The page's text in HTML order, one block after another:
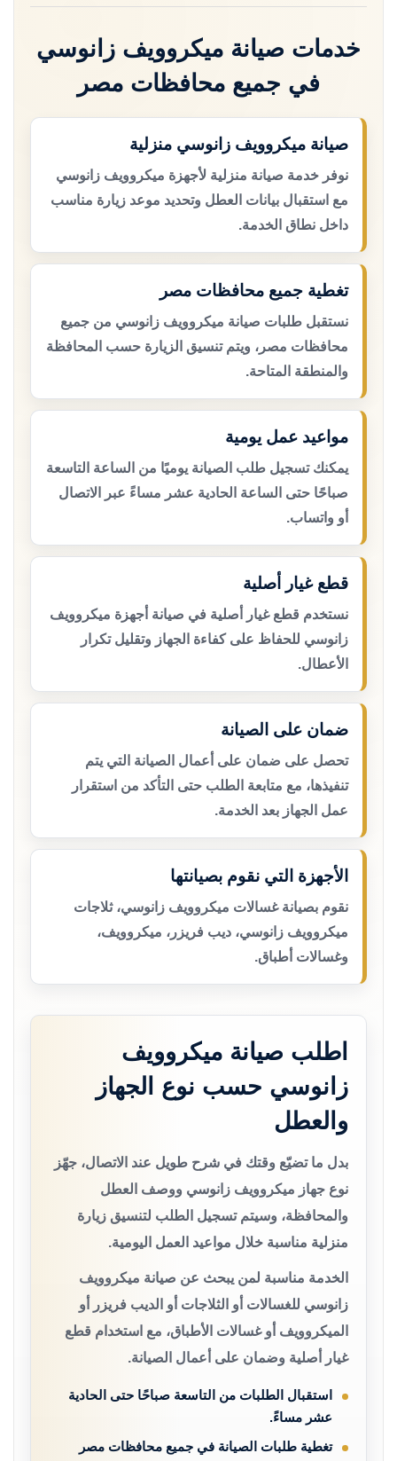
خدمات صيانة ميكروويف زانوسي
في جميع محافظات مصر
صيانة ميكروويف زانوسي منزلية
نوفر خدمة صيانة منزلية لأجهزة ميكروويف زانوسي
مع استقبال بيانات العطل وتحديد موعد زيارة مناسب
داخل نطاق الخدمة.
تغطية جميع محافظات مصر
نستقبل طلبات صيانة ميكروويف زانوسي من جميع
محافظات مصر، ويتم تنسيق الزيارة حسب المحافظة
والمنطقة المتاحة.
مواعيد عمل يومية
يمكنك تسجيل طلب الصيانة يوميًا من الساعة التاسعة
صباحًا حتى الساعة الحادية عشر مساءً عبر الاتصال
أو واتساب.
قطع غيار أصلية
نستخدم قطع غيار أصلية في صيانة أجهزة ميكروويف
زانوسي للحفاظ على كفاءة الجهاز وتقليل تكرار
الأعطال.
ضمان على الصيانة
تحصل على ضمان على أعمال الصيانة التي يتم
تنفيذها، مع متابعة الطلب حتى التأكد من استقرار
عمل الجهاز بعد الخدمة.
الأجهزة التي نقوم بصيانتها
نقوم بصيانة غسالات ميكروويف زانوسي، ثلاجات
ميكروويف زانوسي، ديب فريزر، ميكروويف،
وغسالات أطباق.
اطلب صيانة ميكروويف
زانوسي حسب نوع الجهاز
والعطل
بدل ما تضيّع وقتك في شرح طويل عند الاتصال، جهّز
نوع جهاز ميكروويف زانوسي ووصف العطل
والمحافظة، وسيتم تسجيل الطلب لتنسيق زيارة
منزلية مناسبة خلال مواعيد العمل اليومية.
الخدمة مناسبة لمن يبحث عن صيانة ميكروويف
زانوسي للغسالات أو الثلاجات أو الديب فريزر أو
الميكروويف أو غسالات الأطباق، مع استخدام قطع
غيار أصلية وضمان على أعمال الصيانة.
استقبال الطلبات من التاسعة صباحًا حتى الحادية
عشر مساءً.
تغطية طلبات الصيانة في جميع محافظات مصر